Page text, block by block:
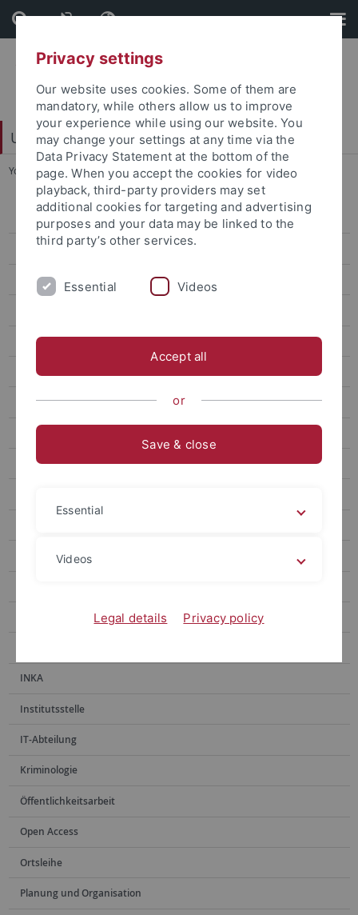
Skip
to
content
Skip
to
footer
Universitätsbibliothek
You are here: Startseite ... Sekretariat
Bereichsbibliothek
Digitalisierungszentrum
Dokumentlieferung
E-Learning
E-Medien
E-Publikationen
Erwerbung
Fachinformationsdienste
Historischer Lesesaal
INKA
Institutsstelle
IT-Abteilung
Kriminologie
Öffentlichkeitsarbeit
Open Access
Ortsleihe
Planung und Organisation
Privacy settings
Our website uses cookies. Some of them are
mandatory, while others allow us to improve
your experience while using our website. You
may change your settings at any time via the
Data Privacy Statement at the bottom of the
page. When you accept the cookies for video
playback, third-party providers may set
additional cookies for targeting and advertising
purposes and your data may be linked to the
third party’s other services.
Essential Videos
Accept all
or
Save & close
Essential
Videos
Legal details Privacy policy